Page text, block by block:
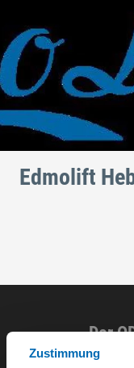
Zustimmung
Edmolift
Der